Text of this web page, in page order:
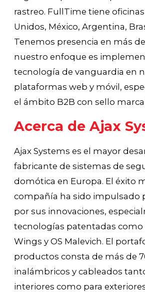
rastreo. FullTime tiene
Unidos, México, Argentina,
Tenemos presencia en más
nuestro enfoque es
tecnología de vanguardia en
plataformas web y móvil,
el ámbito B2B con sello
Acerca de Ajax
Ajax Systems es el mayor
fabricante de sistemas de
domótica en Europa. El éxito
compañía ha sido impulsado
por sus innovaciones,
tecnologías patentadas como
Wings y OS Malevich. El
productos consta de más de
inalámbricos y cableados
interiores como para